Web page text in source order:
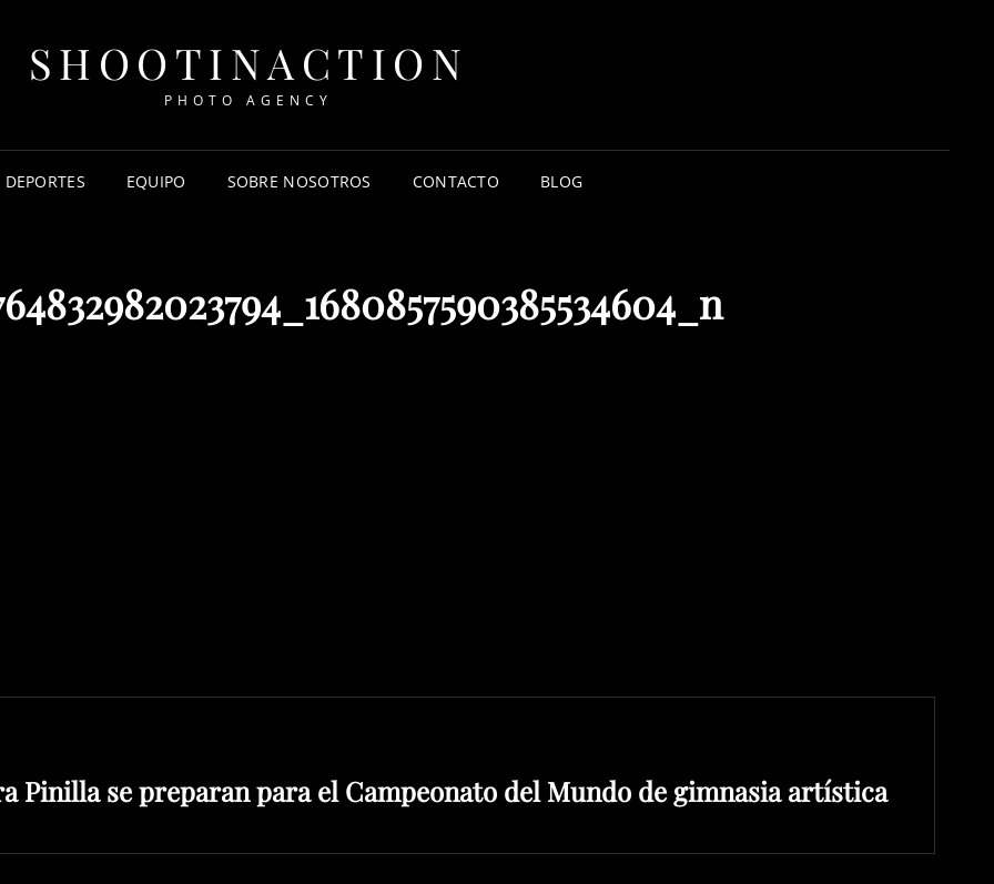
SHOOTINACTION
PHOTO AGENCY
DEPORTES EQUIPO SOBRE NOSOTROS CONTACTO BLOG
Pinilla se preparan para el Campeonato del Mundo de gimnasia artística